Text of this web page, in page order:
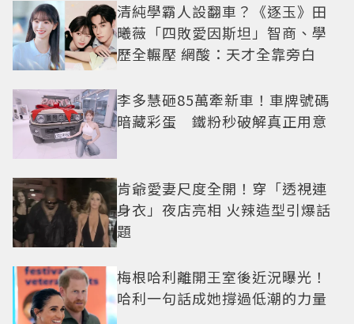
清純學霸人設翻車？《逐玉》田
曦薇「四敗愛因斯坦」智商、學
歷全輾壓 網酸：天才全靠旁白
李多慧砸85萬牽新車！車牌號碼
暗藏彩蛋 鐵粉秒破解真正用意
肯爺愛妻尺度全開！穿「透視連
身衣」夜店亮相 火辣造型引爆話
題
梅根哈利離開王室後近況曝光！
哈利一句話成她撐過低潮的力量